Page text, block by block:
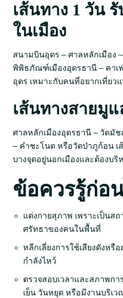
เส้นทาง 1 วัน
ในเมือง
สนามบินอุดร – ศาลหลักเมือง
พิพิธภัณฑ์เมืองอุดรธานี – คาเ
อุดร เหมาะกับคนที่อยากเที่ยว
เส้นทางสายมู
ศาลหลักเมืองอุดรธานี – วัดมั
– คำชะโนด หรือวัดป่าภูก้อน เ
บางจุดอยู่นอกเมืองและต้องบริ
ข้อควรรู้ก่อ
แต่งกายสุภาพ เพราะเป็นส
ศรัทธาของคนในพื้นที่
หลีกเลี่ยงการใช้เสียงดังหรื
กำลังไหว้
ตรวจสอบเวลาและสภาพก
เย็น วันหยุด หรือมีงานบริเว